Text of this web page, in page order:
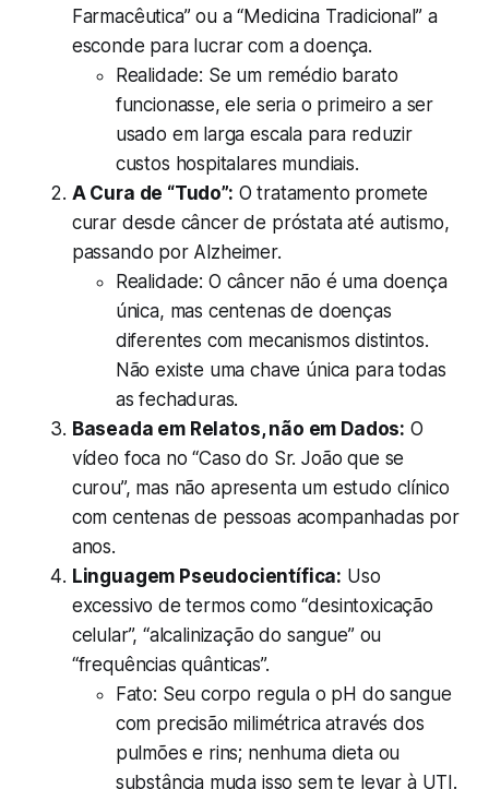
Farmacêutica” ou a “Medicina Tradicional” a
esconde para lucrar com a doença.
Realidade: Se um remédio barato
funcionasse, ele seria o primeiro a ser
usado em larga escala para reduzir
custos hospitalares mundiais.
A Cura de “Tudo”: O tratamento promete
curar desde câncer de próstata até autismo,
passando por Alzheimer.
Realidade: O câncer não é uma doença
única, mas centenas de doenças
diferentes com mecanismos distintos.
Não existe uma chave única para todas
as fechaduras.
Baseada em Relatos, não em Dados: O
vídeo foca no “Caso do Sr. João que se
curou”, mas não apresenta um estudo clínico
com centenas de pessoas acompanhadas por
anos.
Linguagem Pseudocientífica: Uso
excessivo de termos como “desintoxicação
celular”, “alcalinização do sangue” ou
“frequências quânticas”.
Fato: Seu corpo regula o pH do sangue
com precisão milimétrica através dos
pulmões e rins; nenhuma dieta ou
substância muda isso sem te levar à UTI.